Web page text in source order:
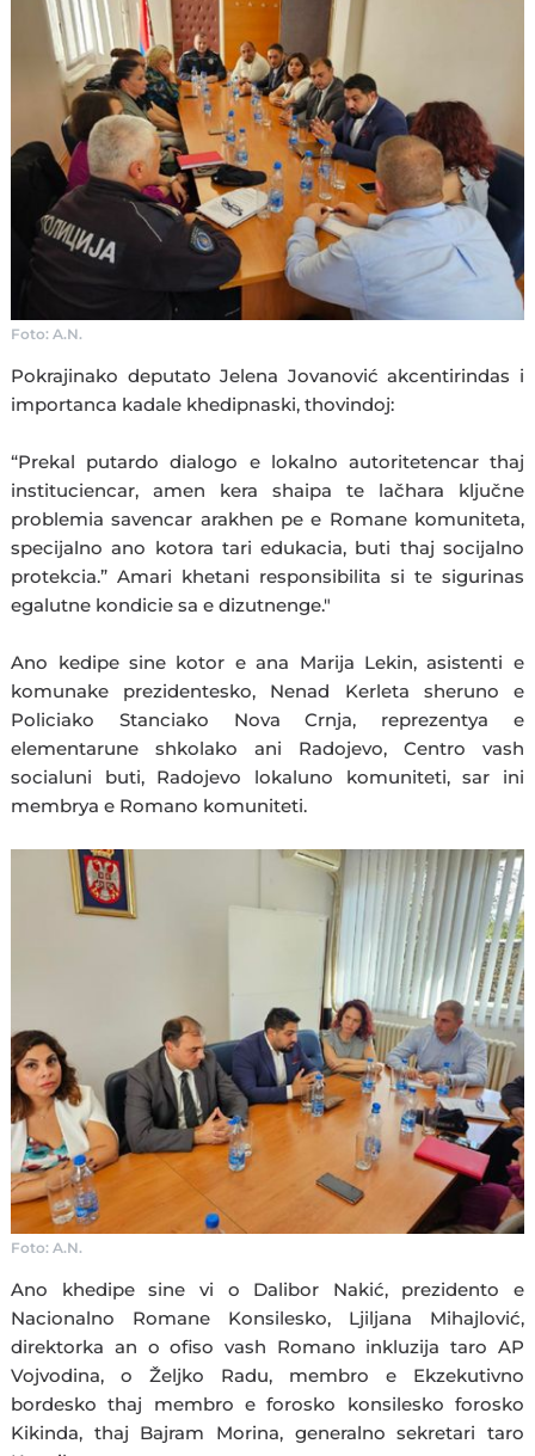
Foto: A.N.
Pokrajinako deputato Jelena Jovanović akcentirindas i
importanca kadale khedipnaski, thovindoj:
“Prekal putardo dialogo e lokalno autoritetencar thaj
instituciencar, amen kera shaipa te lačhara ključne
problemia savencar arakhen pe e Romane komuniteta,
specijalno ano kotora tari edukacia, buti thaj socijalno
protekcia.” Amari khetani responsibilita si te sigurinas
egalutne kondicie sa e dizutnenge."
Ano kedipe sine kotor e ana Marija Lekin, asistenti e
komunake prezidentesko, Nenad Kerleta sheruno e
Policiako Stanciako Nova Crnja, reprezentya e
elementarune shkolako ani Radojevo, Centro vash
socialuni buti, Radojevo lokaluno komuniteti, sar ini
membrya e Romano komuniteti.
Foto: A.N.
Ano khedipe sine vi o Dalibor Nakić, prezidento e
Nacionalno Romane Konsilesko, Ljiljana Mihajlović,
direktorka an o ofiso vash Romano inkluzija taro AP
Vojvodina, o Željko Radu, membro e Ekzekutivno
bordesko thaj membro e forosko konsilesko forosko
Kikinda, thaj Bajram Morina, generalno sekretari taro